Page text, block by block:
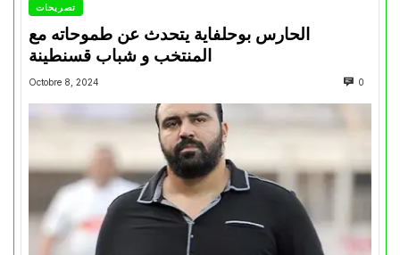
تصريحات
الحارس بوحلفاية يتحدث عن طموحاته مع
المنتخب و شباب قسنطينة
Octobre 8, 2024 0